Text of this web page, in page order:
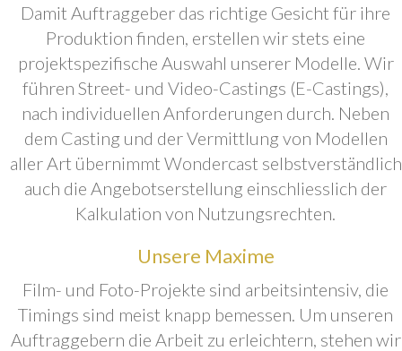
Damit Auftraggeber das richtige Gesicht für ihre
Produktion finden, erstellen wir stets eine
projektspezifische Auswahl unserer Modelle. Wir
führen Street- und Video-Castings (E-Castings),
nach individuellen Anforderungen durch. Neben
dem Casting und der Vermittlung von Modellen
aller Art übernimmt Wondercast selbstverständlich
auch die Angebotserstellung einschliesslich der
Kalkulation von Nutzungsrechten.
Unsere Maxime
Film- und Foto-Projekte sind arbeitsintensiv, die
Timings sind meist knapp bemessen. Um unseren
Auftraggebern die Arbeit zu erleichtern, stehen wir